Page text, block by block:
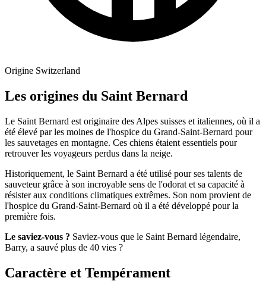
Origine Switzerland
Les origines du Saint Bernard
Le Saint Bernard est originaire des Alpes suisses et italiennes, où il a
été élevé par les moines de l'hospice du Grand-Saint-Bernard pour
les sauvetages en montagne. Ces chiens étaient essentiels pour
retrouver les voyageurs perdus dans la neige.
Historiquement, le Saint Bernard a été utilisé pour ses talents de
sauveteur grâce à son incroyable sens de l'odorat et sa capacité à
résister aux conditions climatiques extrêmes. Son nom provient de
l'hospice du Grand-Saint-Bernard où il a été développé pour la
première fois.
Le saviez-vous ? Saviez-vous que le Saint Bernard légendaire,
Barry, a sauvé plus de 40 vies ?
Caractère et Tempérament